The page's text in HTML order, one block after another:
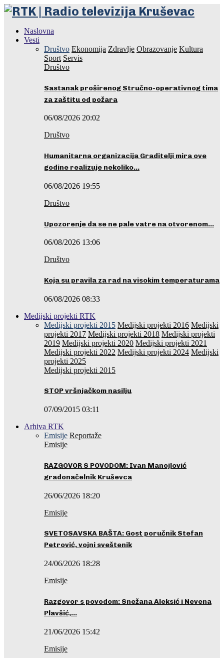
Naslovna
Vesti
Društvo Ekonomija Zdravlje Obrazovanje Kultura
Sport Servis
Društvo
Sastanak proširenog Stručno-operativnog tima
za zaštitu od požara
06/08/2026 20:02
Društvo
Humanitarna organizacija Graditelji mira ove
godine realizuje nekoliko…
06/08/2026 19:55
Društvo
Upozorenje da se ne pale vatre na otvorenom…
06/08/2026 13:06
Društvo
Koja su pravila za rad na visokim temperaturama
06/08/2026 08:33
Medijski projekti RTK
Medijski projekti 2015 Medijski projekti 2016 Medijski
projekti 2017 Medijski projekti 2018 Medijski projekti
2019 Medijski projekti 2020 Medijski projekti 2021
Medijski projekti 2022 Medijski projekti 2024 Medijski
projekti 2025
Medijski projekti 2015
STOP vršnjačkom nasilju
07/09/2015 03:11
Arhiva RTK
Emisije Reportaže
Emisije
RAZGOVOR S POVODOM: Ivan Manojlović
gradonačelnik Kruševca
26/06/2026 18:20
Emisije
SVETOSAVSKA BAŠTA: Gost poručnik Stefan
Petrović, vojni sveštenik
24/06/2026 18:28
Emisije
Razgovor s povodom: Snežana Aleksić i Nevena
Plavšić,…
21/06/2026 15:42
Emisije